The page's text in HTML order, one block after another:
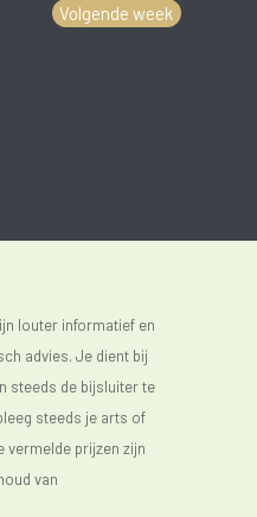
Volgende week
louter informatief en
advies. Je dient bij
steeds de bijsluiter te
steeds je arts of
vermelde prijzen zijn
van